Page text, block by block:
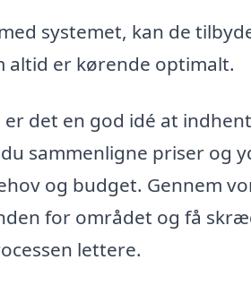
systemet, kan de
altid er kørende optimalt.
det en god idé at
sammenligne priser og
og budget. Gennem
for området og få
lettere.